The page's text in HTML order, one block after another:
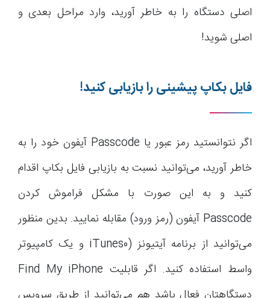
اصلی دستگاه را به خاطر آورید، وارد مراحل بعدی و
اصلی شوید!
فایل بکاپ پیشینی را بازیابی کنید!
اگر نتوانستید رمز عبور یا Passcode آیفون خود را به
خاطر آورید، می‌توانید نسبت به بازیابی فایل بکاپ اقدام
کنید و به این صورت با مشکل فراموش کردن
Passcode آیفون (رمز ورود) مقابله نمایید. بدین منظور
می‌توانید از برنامه آیتیونز (iTunes0 و یک کامپیوتر
واسط استفاده کنید. اگر قابلیت Find My iPhone